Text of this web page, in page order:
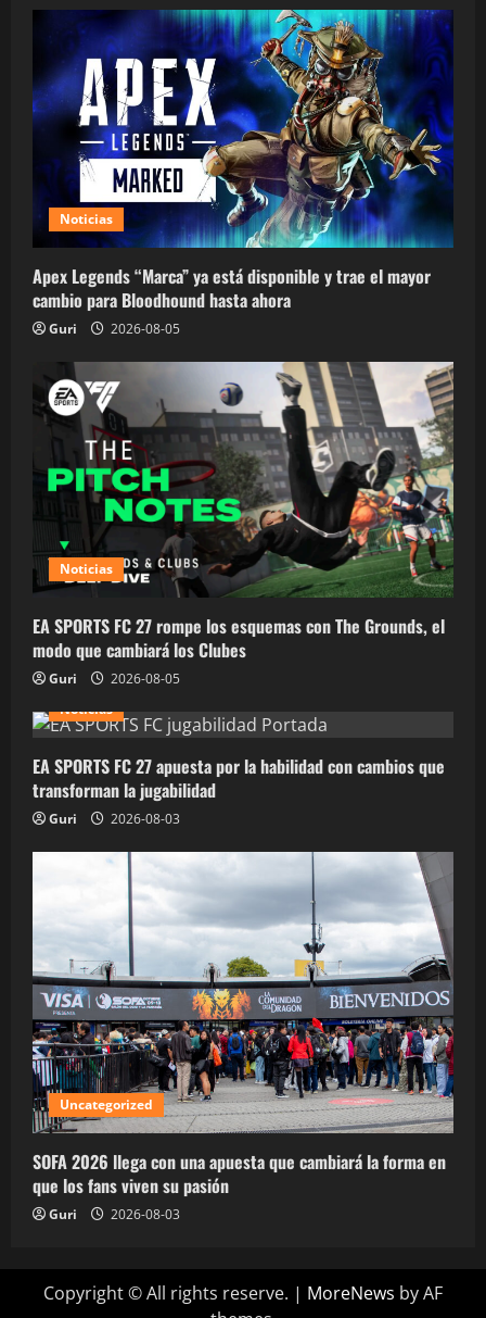
Noticias
Apex Legends “Marca” ya está disponible y trae el mayor
cambio para Bloodhound hasta ahora
Guri 2026-08-05
Noticias
EA SPORTS FC 27 rompe los esquemas con The Grounds, el
modo que cambiará los Clubes
Guri
2026-08-05
Noticias
EA SPORTS FC 27 apuesta por la habilidad con cambios que
transforman la jugabilidad
Guri 2026-08-03
Uncategorized
SOFA 2026 llega con una apuesta que cambiará la forma en
que los fans viven su pasión
Guri 2026-08-03
Copyright © All rights reserve. | MoreNews by AF